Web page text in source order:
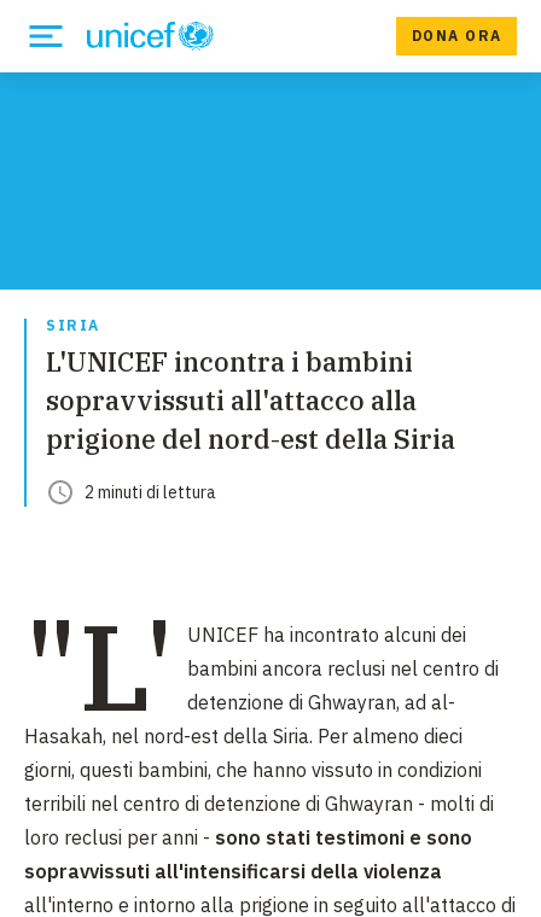
DONA ORA
SIRIA
L'UNICEF incontra i bambini
sopravvissuti all'attacco alla
prigione del nord-est della Siria
2 minuti di lettura
"L'
UNICEF ha incontrato alcuni dei
bambini ancora reclusi nel centro di
detenzione di Ghwayran, ad al-
Hasakah, nel nord-est della Siria. Per almeno dieci
giorni, questi bambini, che hanno vissuto in condizioni
terribili nel centro di detenzione di Ghwayran - molti di
loro reclusi per anni - sono stati testimoni e sono
sopravvissuti all'intensificarsi della violenza
all'interno e intorno alla prigione in seguito all'attacco di